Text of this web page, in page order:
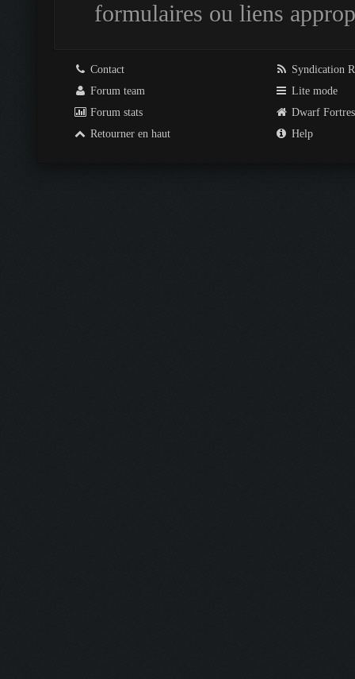
formulaires ou liens
Contact
Forum team
Forum stats
Retourner en haut
Syndication
Lite mode
Dwarf
Help